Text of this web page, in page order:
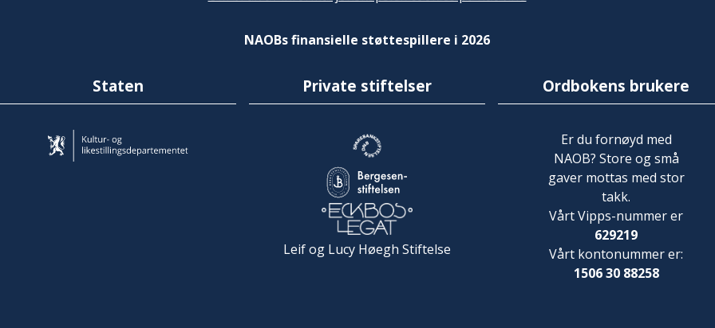
NAOBs finansielle støttespillere i 2026
Staten Private stiftelser
Leif og Lucy Høegh Stiftelse
Ordbokens brukere
Er du fornøyd med
NAOB? Store og små
gaver mottas med stor
takk.
Vårt Vipps-nummer er
629219
Vårt kontonummer er:
1506 30 88258